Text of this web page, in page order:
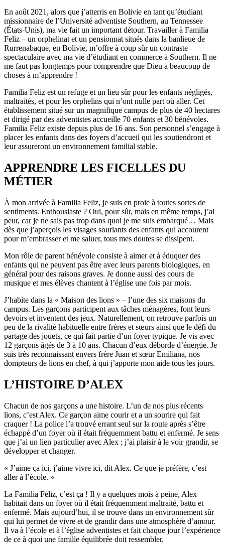
En août 2021, alors que j’atterris en Bolivie en tant qu’étudiant
missionnaire de l’Université adventiste Southern, au Tennessee
(États-Unis), ma vie fait un important détour. Travailler à Familia
Feliz – un orphelinat et un pensionnat situés dans la banlieue de
Rurrenabaque, en Bolivie, m’offre à coup sûr un contraste
spectaculaire avec ma vie d’étudiant en commerce à Southern. Il ne
me faut pas longtemps pour comprendre que Dieu a beaucoup de
choses à m’apprendre !
Familia Feliz est un refuge et un lieu sûr pour les enfants négligés,
maltraités, et pour les orphelins qui n’ont nulle part où aller. Cet
établissement situé sur un magnifique campus de plus de 40 hectares
et dirigé par des adventistes accueille 70 enfants et 30 bénévoles.
Familia Feliz existe depuis plus de 16 ans. Son personnel s’engage à
placer les enfants dans des foyers d’accueil qui les soutiendront et
leur assureront un environnement familial stable.
APPRENDRE LES FICELLES DU
MÉTIER
À mon arrivée à Familia Feliz, je suis en proie à toutes sortes de
sentiments. Enthousiaste ? Oui, pour sûr, mais en même temps, j’ai
peur, car je ne sais pas trop dans quoi je me suis embarqué… Mais
dès que j’aperçois les visages souriants des enfants qui accourent
pour m’embrasser et me saluer, tous mes doutes se dissipent.
Mon rôle de parent bénévole consiste à aimer et à éduquer des
enfants qui ne peuvent pas être avec leurs parents biologiques, en
général pour des raisons graves. Je donne aussi des cours de
musique et mes élèves chantent à l’église une fois par mois.
J’habite dans la « Maison des lions » – l’une des six maisons du
campus. Les garçons participent aux tâches ménagères, font leurs
devoirs et inventent des jeux. Naturellement, on retrouve parfois un
peu de la rivalité habituelle entre frères et sœurs ainsi que le défi du
partage des jouets, ce qui fait partie d’un foyer typique. Je vis avec
12 garçons âgés de 3 à 10 ans. Chacun d’eux déborde d’énergie. Je
suis très reconnaissant envers frère Juan et sœur Emiliana, nos
dompteurs de lions en chef, à qui j’apporte mon aide tous les jours.
L’HISTOIRE D’ALEX
Chacun de nos garçons a une histoire. L’un de nos plus récents
lions, c’est Alex. Ce garçon aime courir et a un sourire qui fait
craquer ! La police l’a trouvé errant seul sur la route après s’être
échappé d’un foyer où il était fréquemment battu et enfermé. Je sens
que j’ai un lien particulier avec Alex ; j’ai plaisir à le voir grandir, se
développer et changer.
« J’aime ça ici, j’aime vivre ici, dit Alex. Ce que je préfère, c’est
aller à l’école. »
La Familia Feliz, c’est ça ! Il y a quelques mois à peine, Alex
habitait dans un foyer où il était fréquemment maltraité, battu et
enfermé. Mais aujourd’hui, il se trouve dans un environnement sûr
qui lui permet de vivre et de grandir dans une atmosphère d’amour.
Il va à l’école et à l’église adventistes et fait chaque jour l’expérience
de ce à quoi une famille équilibrée doit ressembler.